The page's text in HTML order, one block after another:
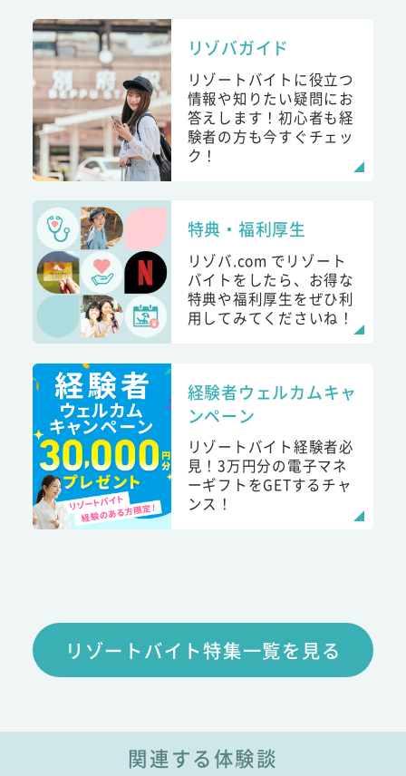
リゾバガイド
リゾートバイトに役立つ
情報や知りたい疑問にお
答えします！初心者も経
験者の方も今すぐチェッ
ク！
特典・福利厚生
リゾバ.com でリゾート
バイトをしたら、お得な
特典や福利厚生をぜひ利
用してみてくださいね！
経験者ウェルカムキャ
ンペーン
リゾートバイト経験者必
見！3万円分の電子マネ
ーギフトをGETするチャ
ンス！
リゾートバイト特集一覧を見る
関連する体験談